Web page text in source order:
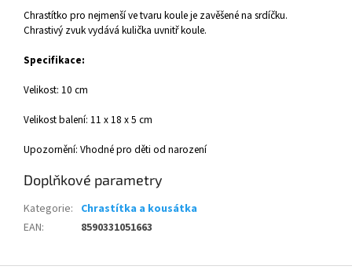
Chrastítko pro nejmenší ve tvaru koule je zavěšené na srdíčku.
Chrastivý zvuk vydává kulička uvnitř koule.
Specifikace:
Velikost: 10 cm
Velikost balení: 11 x 18 x 5 cm
Upozornění: Vhodné pro děti od narození
Doplňkové parametry
Kategorie: Chrastítka a kousátka
EAN: 8590331051663